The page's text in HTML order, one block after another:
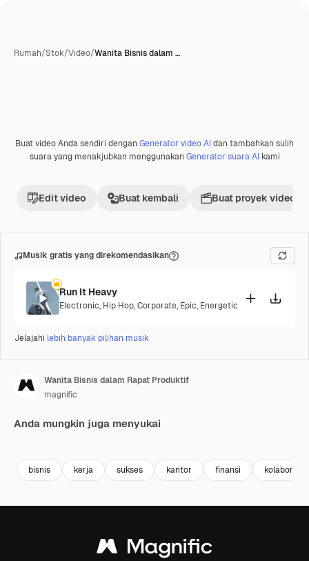
Rumah/Stok/Video/Wanita Bisnis dalam …
Buat video Anda sendiri dengan Generator video AIdan tambahkan sulih
suara yang menakjubkan menggunakan Generator suara AIkami
Edit video Buat kembali Buat proyek video
Musik gratis yang direkomendasikan
Run It Heavy
Electronic, Hip Hop,Corporate, Epic, Energetic
Jelajahi lebih banyak pilihan musik
Wanita Bisnis dalam Rapat Produktif
magnific
Anda mungkin juga menyukai
bisnis kerja sukses kantor finansi kolaborasi